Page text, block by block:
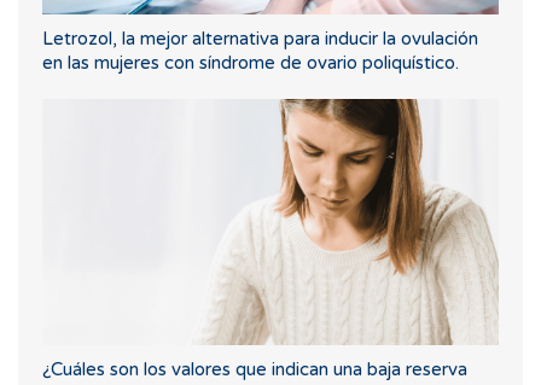
Letrozol, la mejor alternativa para inducir la ovulación
en las mujeres con síndrome de ovario poliquístico.
¿Cuáles son los valores que indican una baja reserva